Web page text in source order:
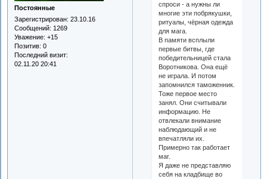
Постоянные
Зарегистрирован: 23.10.16
Сообщений: 1269
Уважение: +15
Позитив: 0
Последний визит:
02.11.20 20:41
спроси - а нужны ли
многие эти побрякушки,
ритуалы, чёрная одежда
для мага.
В памяти всплыли
первые битвы, где
победительницей стала
Воротникова. Она ещё
не играла. И потом
запомнился таможенник.
Тоже первое место
занял. Они считывали
информацию. Не
отвлекали внимание
наблюдающий и не
впечатляли их.
Примерно так работает
маг.
Я даже не представляю
себя на кладбище во